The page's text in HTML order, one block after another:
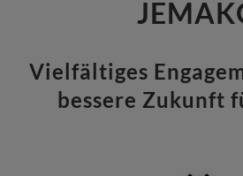
Vielfältiges
bessere Zukunft